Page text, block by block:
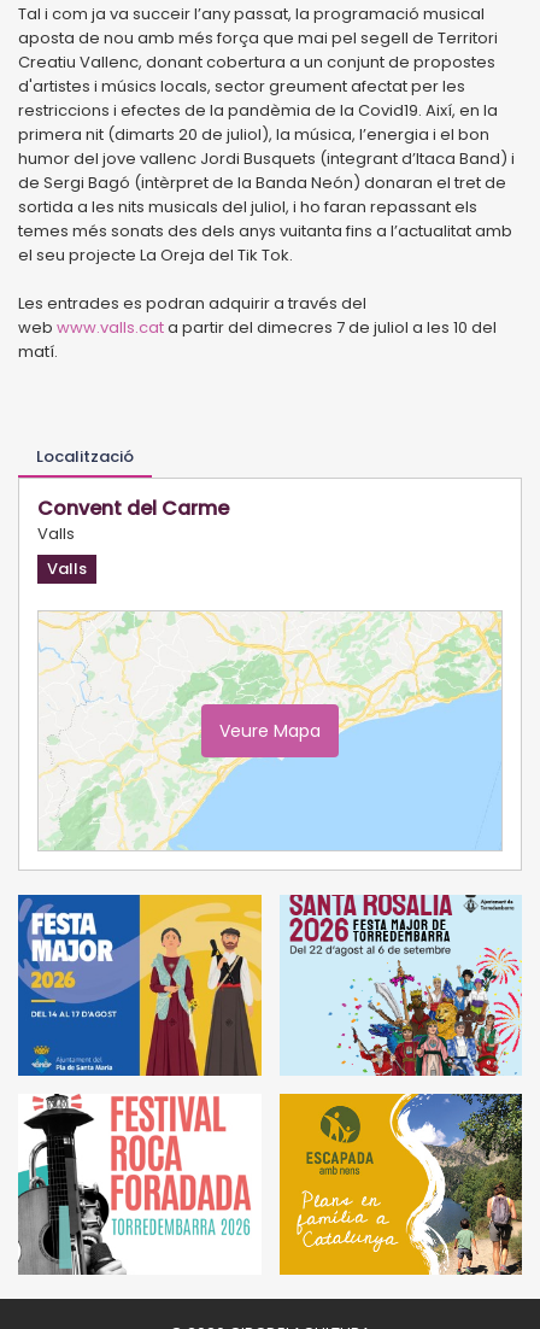
Tal i com ja va succeir l’any passat, la programació musical
aposta de nou amb més força que mai pel segell de Territori
Creatiu Vallenc, donant cobertura a un conjunt de propostes
d'artistes i músics locals, sector greument afectat per les
restriccions i efectes de la pandèmia de la Covid19. Així, en la
primera nit (dimarts 20 de juliol), la música, l’energia i el bon
humor del jove vallenc Jordi Busquets (integrant d’Itaca Band) i
de Sergi Bagó (intèrpret de la Banda Neón) donaran el tret de
sortida a les nits musicals del juliol, i ho faran repassant els
temes més sonats des dels anys vuitanta fins a l’actualitat amb
el seu projecte La Oreja del Tik Tok.
Les entrades es podran adquirir a través del
web www.valls.cata partir del dimecres 7 de juliol a les 10 del
matí.
Localització
Convent del Carme
Valls
Valls
Veure Mapa